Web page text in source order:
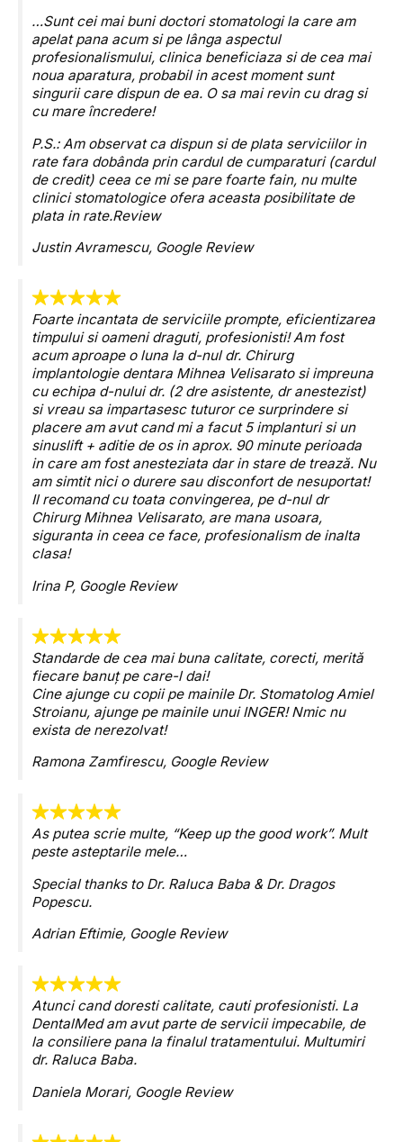
…Sunt cei mai buni doctori stomatologi la care am
apelat pana acum si pe lânga aspectul
profesionalismului, clinica beneficiaza si de cea mai
noua aparatura, probabil in acest moment sunt
singurii care dispun de ea. O sa mai revin cu drag si
cu mare încredere!
P.S.: Am observat ca dispun si de plata serviciilor in
rate fara dobânda prin cardul de cumparaturi (cardul
de credit) ceea ce mi se pare foarte fain, nu multe
clinici stomatologice ofera aceasta posibilitate de
plata in rate.Review
Justin Avramescu, GoogleReview
Foarte incantata de serviciile prompte, eficientizarea
timpului si oameni draguti, profesionisti! Am fost
acum aproape o luna la d-nul dr. Chirurg
implantologie dentara Mihnea Velisarato si impreuna
cu echipa d-nului dr. (2 dre asistente, dr anestezist)
si vreau sa impartasesc tuturor ce surprindere si
placere am avut cand mi a facut 5 implanturi si un
sinuslift + aditie de os in aprox. 90 minute perioada
in care am fost anesteziata dar in stare de trează. Nu
am simtit nici o durere sau disconfort de nesuportat!
Il recomand cu toata convingerea, pe d-nul dr
Chirurg Mihnea Velisarato, are mana usoara,
siguranta in ceea ce face, profesionalism de inalta
clasa!
Irina P, Google Review
Standarde de cea mai buna calitate, corecti, merită
fiecare banuț pe care-l dai!
Cine ajunge cu copii pe mainile Dr. Stomatolog Amiel
Stroianu, ajunge pe mainile unui INGER! Nmic nu
exista de nerezolvat!
Ramona Zamfirescu, Google Review
As putea scrie multe, “Keep up the good work”. Mult
peste asteptarile mele…
Special thanks to Dr. Raluca Baba & Dr. Dragos
Popescu.
Adrian Eftimie, Google Review
Atunci cand doresti calitate, cauti profesionisti. La
DentalMed am avut parte de servicii impecabile, de
la consiliere pana la finalul tratamentului. Multumiri
dr. Raluca Baba.
Daniela Morari, Google Review